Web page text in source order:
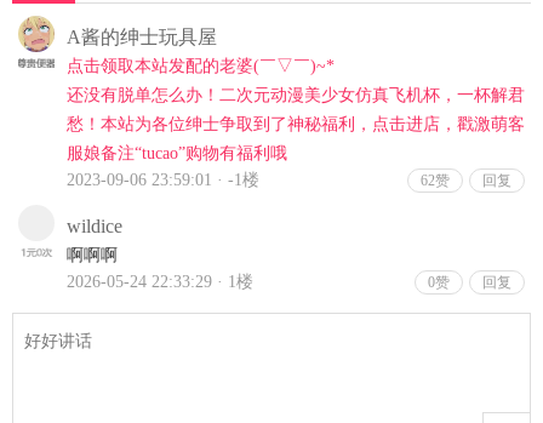
得被人「吃瘪！」的理由……。
未婚妻殿下，正朝着「一流的恶之花」目标一路迷失在其中？